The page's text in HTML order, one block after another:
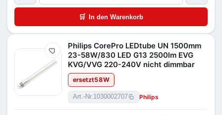
🛒 In den Warenkorb
Merken
Philips CorePro LEDtube UN 1500mm
23-58W/830 LED G13 2500lm EVG
KVG/VVG 220-240V nicht dimmbar
ersetzt58W
Art.-Nr.1030002707 Philips